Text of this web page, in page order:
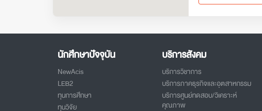
นักศึกษาปัจจุบัน
NewAcis
LEB2
ทุนการศึกษา
ทุนวิจัย
บริการสังคม
บริการวิชาการ
บริการภาคธุรกิจและอุตสาหกรรม
บริการศูนย์ทดสอบ/วิเคราะห์
คุณภาพ